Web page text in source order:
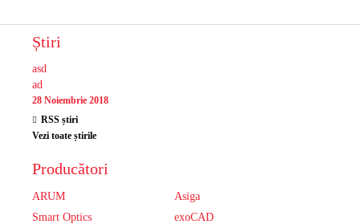
Știri
asd
ad
28 Noiembrie 2018
RSS știri
Vezi toate știrile
Producători
ARUM
Asiga
Smart Optics
exoCAD